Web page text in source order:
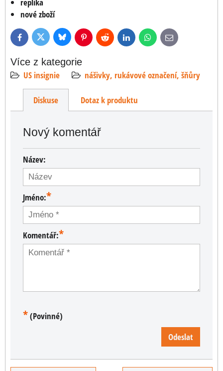
nové zboží
FacebookTwitter BlueskyPinterestReddit LinkedInWhatsApp
E-
mail
Více z kategorie
US insignie
nášivky, rukávové označení, šňůry
Diskuse Dotaz k produktu
Nový komentář
Název:
Jméno:*
Komentář:*
*(Povinné)
Odeslat